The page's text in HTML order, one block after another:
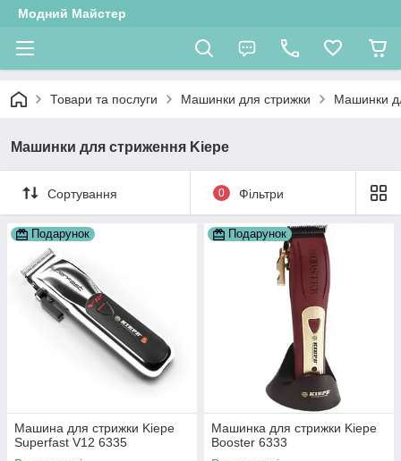
Модний Майстер
Товари та послуги Машинки для стрижки Машинки
Машинки для стриження Kiepe
Сортування 0 Фільтри
Подарунок
Машина для стрижки Kiepe
Superfast V12 6335
Подарунок
Машинка для стрижки Kiepe
Booster 6333